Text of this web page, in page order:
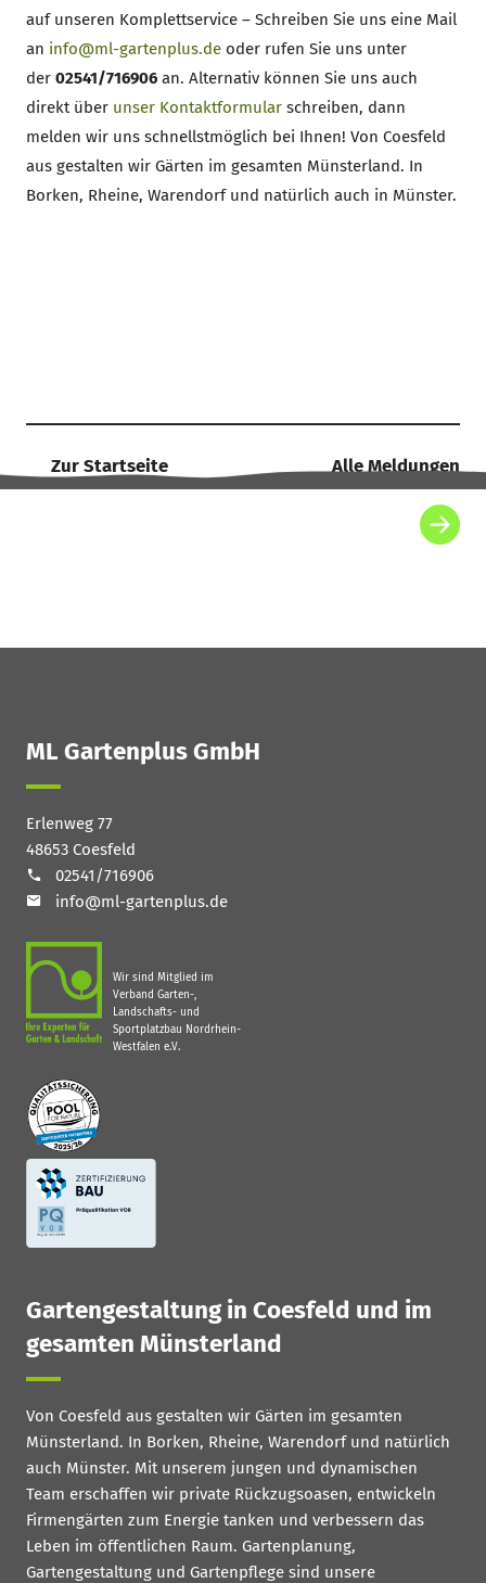
auf unseren Komplettservice – Schreiben Sie uns eine Mail
an info@ml-gartenplus.de oder rufen Sie uns unter
der 02541/716906 an. Alternativ können Sie uns auch
direkt über unser Kontaktformular schreiben, dann
melden wir uns schnellstmöglich bei Ihnen! Von Coesfeld
aus gestalten wir Gärten im gesamten Münsterland. In
Borken, Rheine, Warendorf und natürlich auch in Münster.
Zur Startseite Alle Meldungen
ML Gartenplus GmbH
Erlenweg 77
48653 Coesfeld
02541/716906
info@ml-gartenplus.de
Wir sind Mitglied im
Verband Garten-,
Landschafts- und
Sportplatzbau Nordrhein-
Westfalen e.V.
Gartengestaltung in Coesfeld und im
gesamten Münsterland
Von Coesfeld aus gestalten wir Gärten im gesamten
Münsterland. In Borken, Rheine, Warendorf und natürlich
auch Münster. Mit unserem jungen und dynamischen
Team erschaffen wir private Rückzugsoasen, entwickeln
Firmengärten zum Energie tanken und verbessern das
Leben im öffentlichen Raum. Gartenplanung,
Gartengestaltung und Gartenpflege sind unsere